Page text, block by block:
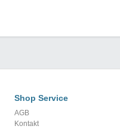
Shop Service
AGB
Kontakt